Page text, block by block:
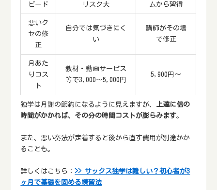
ピード
リスク大
ムから習得
悪いク
セの修
正
自分では気づきにく
い
講師がその場
で修正
月あた
りコス
ト
教材・動画サービス
等で3,000～5,000円
5,900円～
独学は月謝の節約になるように見えますが、
上達に倍の
時間がかかれば、その分の時間コストが膨らみます。
また、悪い奏法が定着すると後から直す費用が別途かか
ることも。
詳しくはこちら：>> サックス独学は難しい？初心者が3
ヶ月で基礎を固める練習法